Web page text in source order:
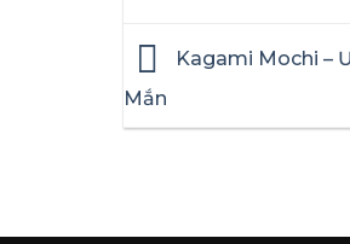
Kagami Mochi –
Mắn